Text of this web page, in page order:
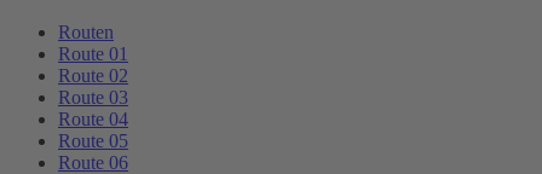
Routen
Route 01
Route 02
Route 03
Route 04
Route 05
Route 06